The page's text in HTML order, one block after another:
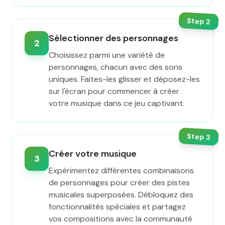
Step2
2 Sélectionner des personnages
Choisissez parmi une variété de
personnages, chacun avec des sons
uniques. Faites-les glisser et déposez-les
sur l'écran pour commencer à créer
votre musique dans ce jeu captivant.
Step3
3 Créer votre musique
Expérimentez différentes combinaisons
de personnages pour créer des pistes
musicales superposées. Débloquez des
fonctionnalités spéciales et partagez
vos compositions avec la communauté